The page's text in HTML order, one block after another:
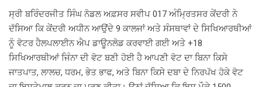
ਸ੍ਰੀ ਬਰਿੰਦਰਜੀਤ ਸਿੰਘ ਨੋਡਲ ਅਫ਼ਸਰ ਸਵੀਪ 017 ਅੰਮ੍ਰਿਤਸਰ ਕੇਂਦਰੀ ਨੇ
ਦੱਸਿਆ ਕਿ ਕੇਂਦਰੀ ਅਧੀਨ ਆਉਂਦੇ 9 ਕਾਲਜਾਂ ਅਤੇ ਸੰਸਥਾਵਾਂ ਦੇ ਸਿਖਿਆਰਥੀਆਂ
ਨੂੰ ਵੋਟਰ ਹੈਲਪਲਾਈਨ ਐਪ ਡਾਊਨਲੋਡ ਕਰਵਾਈ ਗਈ ਅਤੇ +18
ਸਿਖਿਆਰਥੀਆਂ ਜਿੰਨਾ ਦੀ ਵੋਟ ਬਣੀ ਹੋਈ ਹੈ ਆਪਣੀ ਵੋਟ ਦਾ ਬਿਨਾ ਕਿਸੇ
ਜਾਤਪਾਤ, ਲਾਲਚ, ਧਰਮ, ਭੇਤ ਭਾਫ, ਅਤੇ ਬਿਨਾ ਕਿਸੇ ਦਬਾ ਦੇ ਨਿਰਪੱਖ ਹੋਕੇ ਵੋਟ